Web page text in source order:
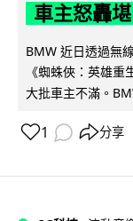
車主怒轟
BMW 近日透過無
《蜘蛛俠：英雄
大批車主不滿。
1 分享